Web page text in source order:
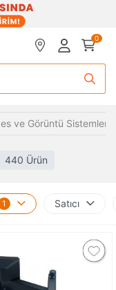
0
ve Görüntü Sistemleri
440 Ürün
1 Satıcı